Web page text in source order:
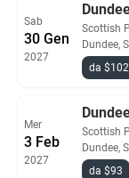
Sab
30 Gen
2027
Scottish
Dundee,
da $102
Mer
3 Feb
2027
Scottish
Dundee,
da $93